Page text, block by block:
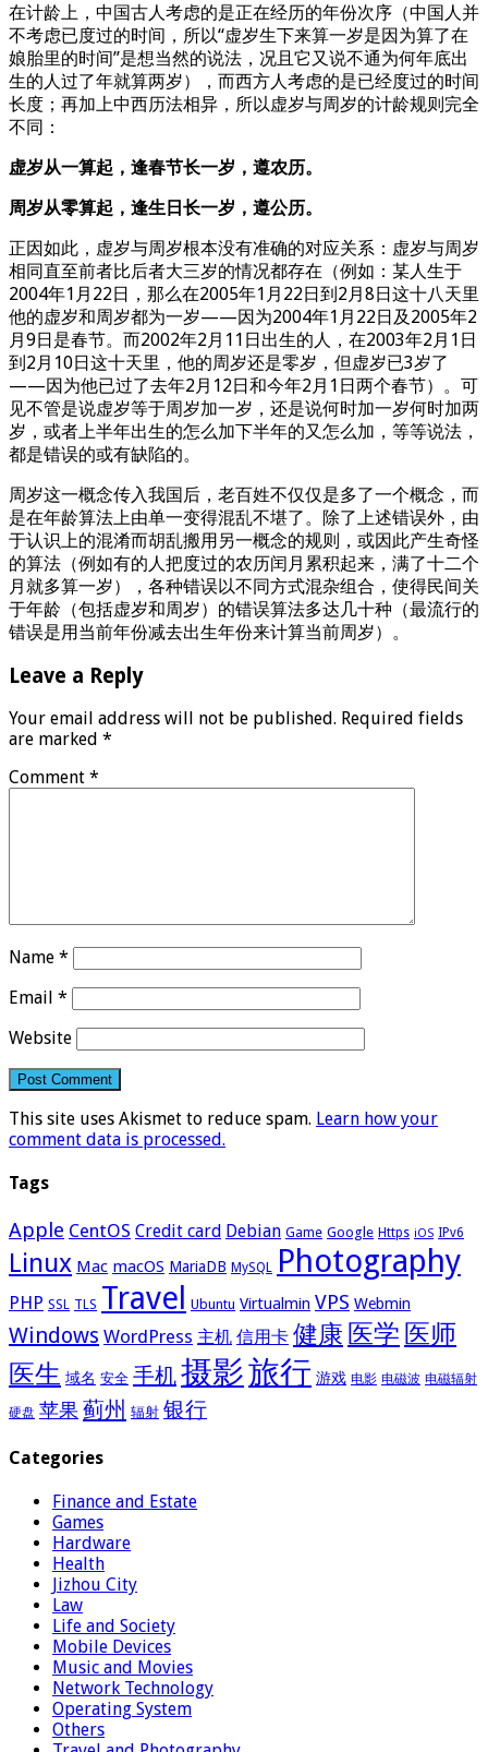
在计龄上，中国古人考虑的是正在经历的年份次序（中国人并
不考虑已度过的时间，所以“虚岁生下来算一岁是因为算了在
娘胎里的时间”是想当然的说法，况且它又说不通为何年底出
生的人过了年就算两岁），而西方人考虑的是已经度过的时间
长度；再加上中西历法相异，所以虚岁与周岁的计龄规则完全
不同：
虚岁从一算起，逢春节长一岁，遵农历。
周岁从零算起，逢生日长一岁，遵公历。
正因如此，虚岁与周岁根本没有准确的对应关系：虚岁与周岁
相同直至前者比后者大三岁的情况都存在（例如：某人生于
2004年1月22日，那么在2005年1月22日到2月8日这十八天里
他的虚岁和周岁都为一岁——因为2004年1月22日及2005年2
月9日是春节。而2002年2月11日出生的人，在2003年2月1日
到2月10日这十天里，他的周岁还是零岁，但虚岁已3岁了
——因为他已过了去年2月12日和今年2月1日两个春节）。可
见不管是说虚岁等于周岁加一岁，还是说何时加一岁何时加两
岁，或者上半年出生的怎么加下半年的又怎么加，等等说法，
都是错误的或有缺陷的。
周岁这一概念传入我国后，老百姓不仅仅是多了一个概念，而
是在年龄算法上由单一变得混乱不堪了。除了上述错误外，由
于认识上的混淆而胡乱搬用另一概念的规则，或因此产生奇怪
的算法（例如有的人把度过的农历闰月累积起来，满了十二个
月就多算一岁），各种错误以不同方式混杂组合，使得民间关
于年龄（包括虚岁和周岁）的错误算法多达几十种（最流行的
错误是用当前年份减去出生年份来计算当前周岁）。
Leave a Reply
Your email address will not be published. Required fields
are marked *
Comment *
Name *
Email *
Website
This site uses Akismet to reduce spam. Learn how your
comment data is processed.
Tags
Apple CentOS Credit card Debian Game Google Https iOS IPv6
Linux Mac macOS MariaDB MySQL Photography
PHP SSL TLS Travel Ubuntu Virtualmin VPS Webmin
Windows WordPress 主机 信用卡 健康 医学 医师
医生 域名 安全 手机摄影旅行 游戏 电影 电磁波 电磁辐射
硬盘 苹果 蓟州 辐射 银行
Categories
Finance and Estate
Games
Hardware
Health
Jizhou City
Law
Life and Society
Mobile Devices
Music and Movies
Network Technology
Operating System
Others